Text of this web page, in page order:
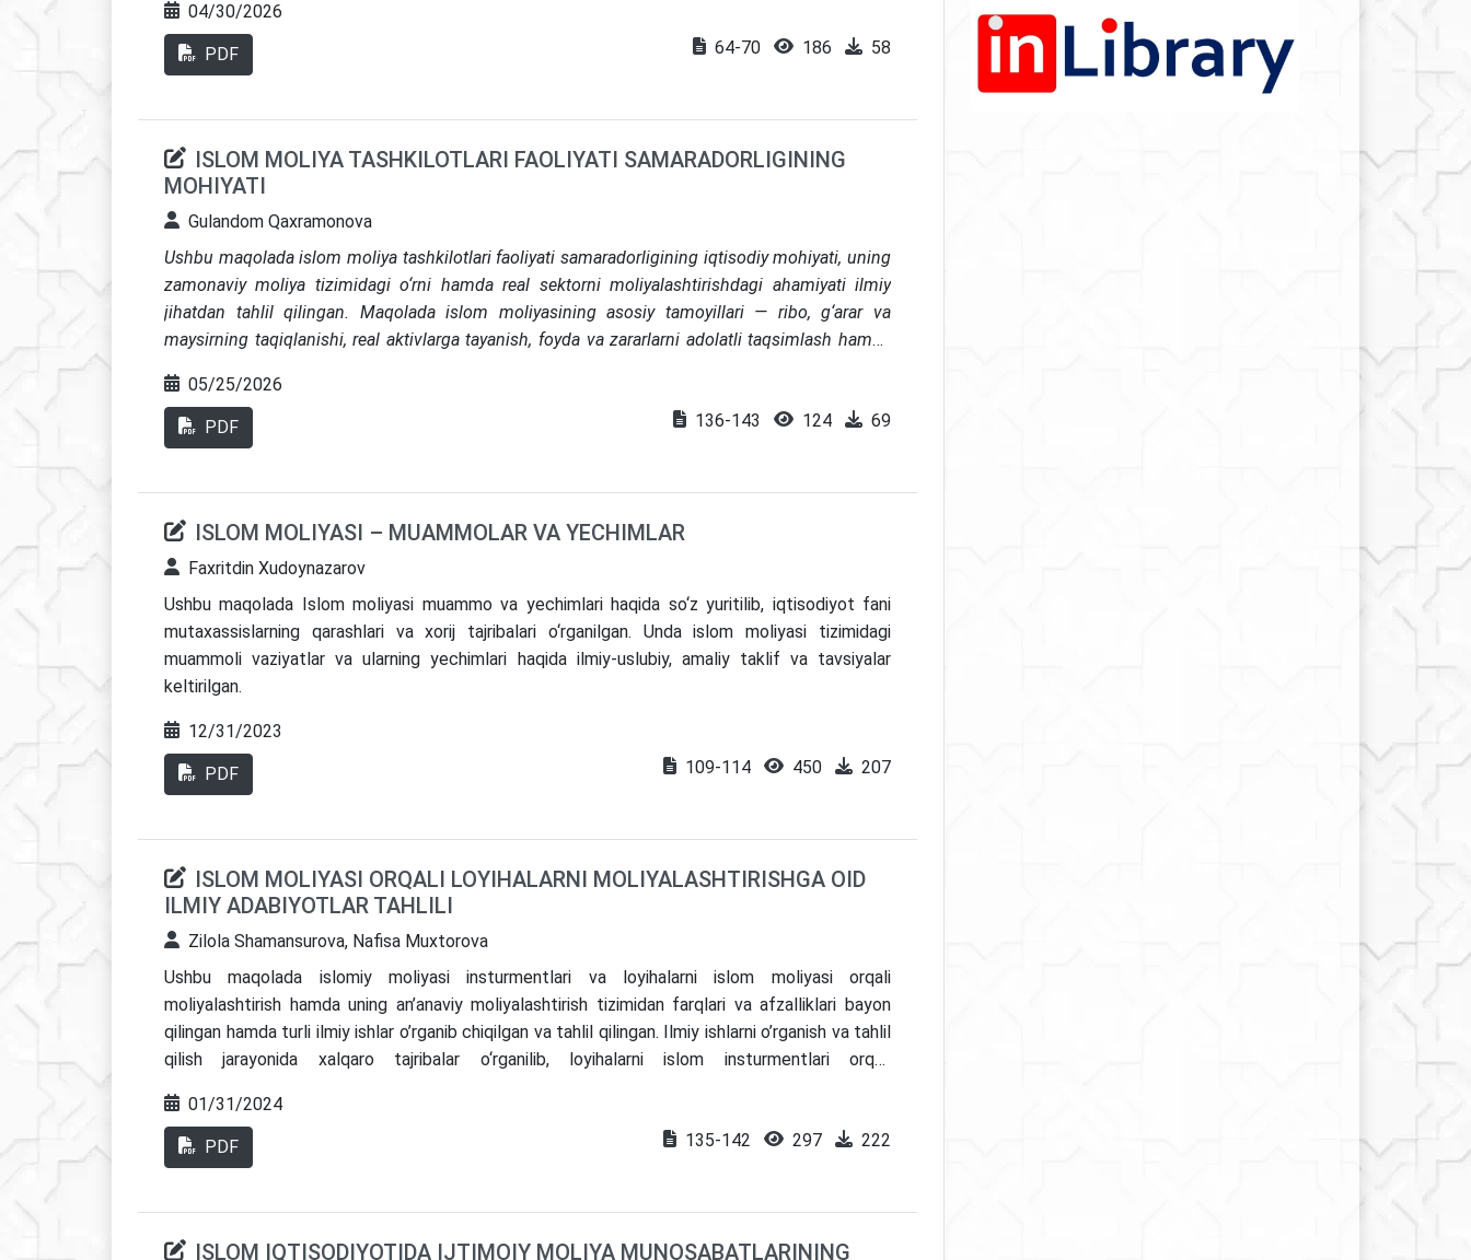
bo‘yicha ilmiy xulosa va amaliy tavsiyalar ishlab chiqilgan.
04/30/2026
PDF 64-70 186 58
ISLOM MOLIYA TASHKILOTLARI FAOLIYATI SAMARADORLIGINING
MOHIYATI
Gulandom Qaxramonova
Ushbu maqolada islom moliya tashkilotlari faoliyati samaradorligining iqtisodiy mohiyati, uning
zamonaviy moliya tizimidagi o‘rni hamda real sektorni moliyalashtirishdagi ahamiyati ilmiy
jihatdan tahlil qilingan. Maqolada islom moliyasining asosiy tamoyillari — ribo, g‘arar va
maysirning taqiqlanishi, real aktivlarga tayanish, foyda va zararlarni adolatli taqsimlash hamda
moliyalashtirish vositalari hisoblangan mushoraka, mudoraba, murobaha, ijara, salam, istisno,
sukuk, qarzi hasana va takoful kabi instrumentlarning iqtisodiy mazmuni, ishlash mexanizmi,
risk va daromadlilik xususiyatlari ochib berilgan. Tadqiqotda islom moliya tashkilotlarining
asoslangan. Xalqaro AAOIFI va IFSB standartlari islom moliya institutlari faoliyatining huquqiy,
buxgalteriya va prudensial asoslarini shakllantirishda muhim metodologik manba sifatida
taqsimlash, aktiv bilan ta’minlanganlik, ijtimoiy mas’uliyat va barqaror iqtisodiy rivojlanishga
xizmat qilish xususiyatlari orqali namoyon bo‘lishi ilmiy asoslangan.
05/25/2026
PDF 136-143 124 69
ISLOM MOLIYASI – MUAMMOLAR VA YECHIMLAR
Faxritdin Xudoynazarov
Ushbu maqolada Islom moliyasi muammo va yechimlari haqida so‘z yuritilib, iqtisodiyot fani
mutaxassislarning qarashlari va xorij tajribalari o‘rganilgan. Unda islom moliyasi tizimidagi
muammoli vaziyatlar va ularning yechimlari haqida ilmiy-uslubiy, amaliy taklif va tavsiyalar
keltirilgan.
12/31/2023
PDF 109-114 450 207
ISLOM MOLIYASI ORQALI LOYIHALARNI MOLIYALASHTIRISHGA OID
ILMIY ADABIYOTLAR TAHLILI
Zilola Shamansurova, Nafisa Muxtorova
Ushbu maqolada islomiy moliyasi insturmentlari va loyihalarni islom moliyasi orqali
moliyalashtirish hamda uning an’anaviy moliyalashtirish tizimidan farqlari va afzalliklari bayon
qilingan hamda turli ilmiy ishlar o’rganib chiqilgan va tahlil qilingan. Ilmiy ishlarni o’rganish va tahlil
qilish jarayonida xalqaro tajribalar o‘rganilib, loyihalarni islom insturmentlari orqali
Scholar va Researchgate doirasida amalga oshirilgan ilmiy ishlarndan mavzuga doir 54 ta
maqola o’rganib qiligan hamda ulardan 24 tasi ushbu maqolada o’z aksini topgan.
01/31/2024
PDF 135-142 297 222
ISLOM IQTISODIYOTIDA IJTIMOIY MOLIYA MUNOSABATLARINING